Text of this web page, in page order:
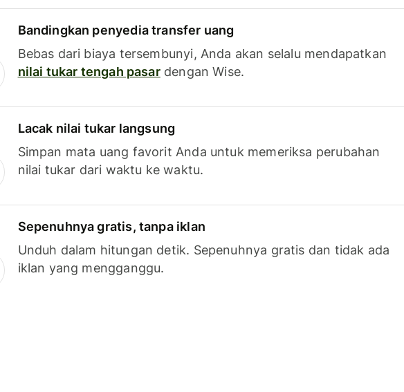
Bandingkan penyedia transfer uang
Bebas dari biaya tersembunyi, Anda akan selalu mendapatkan
nilai tukar tengah pasardengan Wise.
Lacak nilai tukar langsung
Simpan mata uang favorit Anda untuk memeriksa perubahan
nilai tukar dari waktu ke waktu.
Sepenuhnya gratis, tanpa iklan
Unduh dalam hitungan detik. Sepenuhnya gratis dan tidak ada
iklan yang mengganggu.